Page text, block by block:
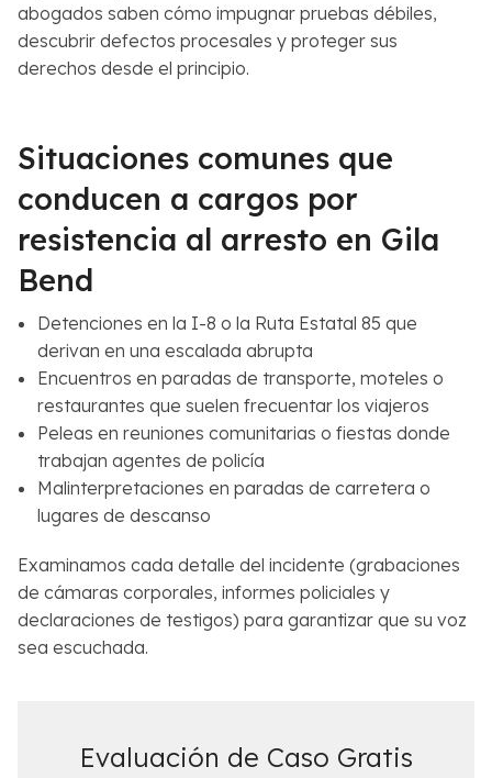
abogados saben cómo impugnar pruebas débiles,
descubrir defectos procesales y proteger sus
derechos desde el principio.
Situaciones comunes que
conducen a cargos por
resistencia al arresto en Gila
Bend
Detenciones en la I-8 o la Ruta Estatal 85 que
derivan en una escalada abrupta
Encuentros en paradas de transporte, moteles o
restaurantes que suelen frecuentar los viajeros
Peleas en reuniones comunitarias o fiestas donde
trabajan agentes de policía
Malinterpretaciones en paradas de carretera o
lugares de descanso
Examinamos cada detalle del incidente (grabaciones
de cámaras corporales, informes policiales y
declaraciones de testigos) para garantizar que su voz
sea escuchada.
Evaluación de Caso Gratis